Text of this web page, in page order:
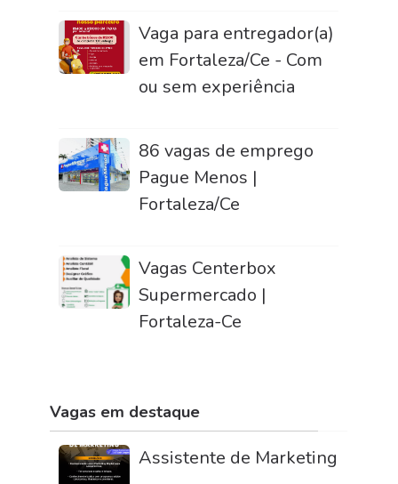
Vaga para entregador(a)
em Fortaleza/Ce - Com
ou sem experiência
86 vagas de emprego
Pague Menos |
Fortaleza/Ce
Vagas Centerbox
Supermercado |
Fortaleza-Ce
Vagas em destaque
Assistente de Marketing